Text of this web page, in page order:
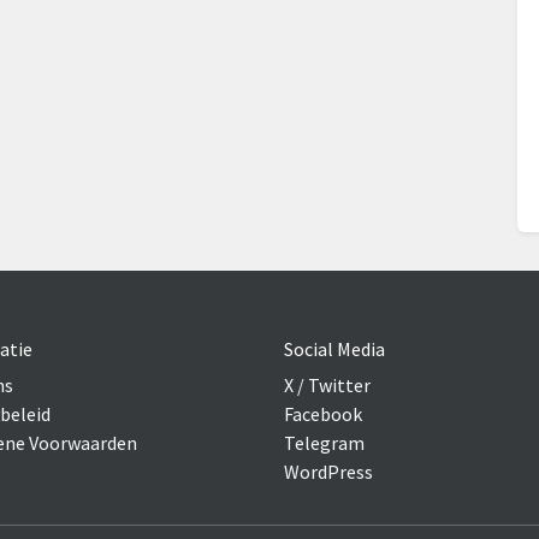
Voorwaarden
Social Media
X / Twitter
Facebook
Telegram
WordPress